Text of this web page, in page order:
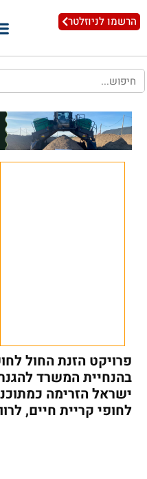
הרשמו לניוזלטר
פרויקט הזנת החול
בהנחיית המשרד
לחופי קריית חיים,